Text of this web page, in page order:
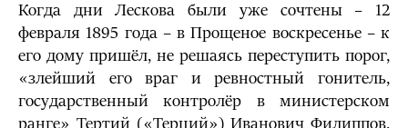
Когда дни Лескова были уже сочтены – 12
февраля 1895 года – в Прощеное воскресенье – к
его дому пришёл, не решаясь переступить порог,
«злейший его враг и ревностный гонитель,
государственный контролёр в министерском
ранге» Тертий («Терций») Иванович Филиппов,